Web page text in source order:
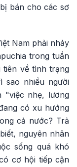
bán cho các sơ
Nam phải nhảy
trong tuần
tiên về tình trạng
sao nhiều người
"việc nhẹ, lương
có xu hướng
cả nước? Trả
nguyên nhân
sống quá khó
cơ hội tiếp cận